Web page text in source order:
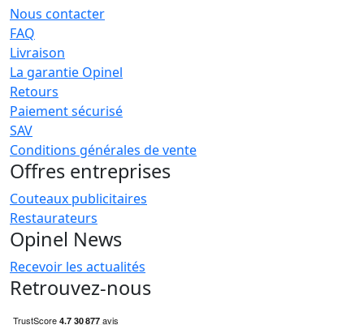
Nous contacter
FAQ
Livraison
La garantie Opinel
Retours
Paiement sécurisé
SAV
Conditions générales de vente
Offres entreprises
Couteaux publicitaires
Restaurateurs
Opinel News
Recevoir les actualités
Retrouvez-nous